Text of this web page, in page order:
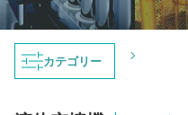
トップ 導入事例
導入事例
カテゴリー